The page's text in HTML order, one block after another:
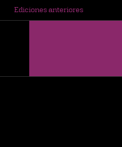
Ediciones anteriores